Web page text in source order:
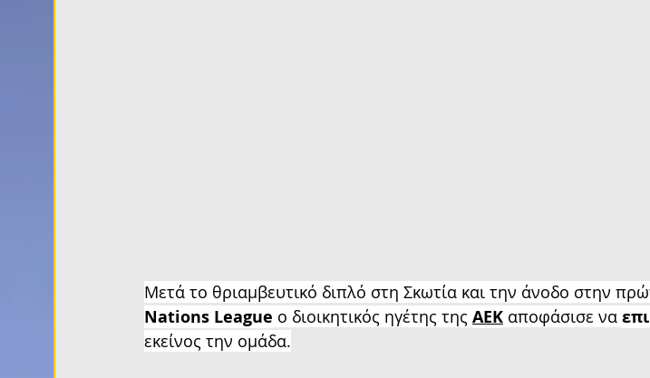
Μετά το θριαμβευτικό διπλό στη Σκωτία και την άνοδο στην
Nations League ο διοικητικός ηγέτης της ΑΕΚ αποφάσισε να
εκείνος την ομάδα.